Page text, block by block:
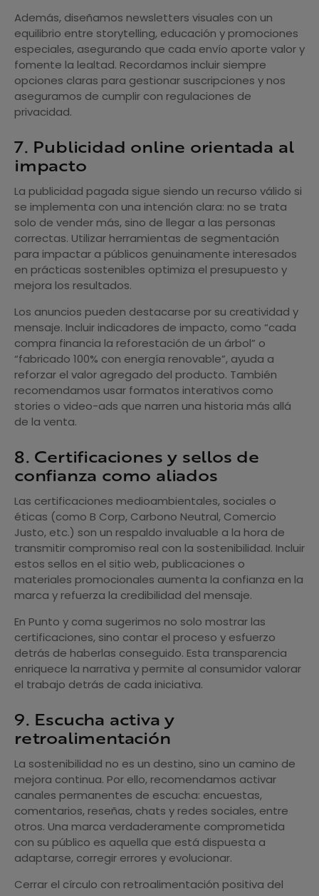
Además, diseñamos newsletters visuales con un
equilibrio entre storytelling, educación y promociones
especiales, asegurando que cada envío aporte valor y
fomente la lealtad. Recordamos incluir siempre
opciones claras para gestionar suscripciones y nos
aseguramos de cumplir con regulaciones de
privacidad.
7. Publicidad online orientada al
impacto
La publicidad pagada sigue siendo un recurso válido si
se implementa con una intención clara: no se trata
solo de vender más, sino de llegar a las personas
correctas. Utilizar herramientas de segmentación
para impactar a públicos genuinamente interesados
en prácticas sostenibles optimiza el presupuesto y
mejora los resultados.
Los anuncios pueden destacarse por su creatividad y
mensaje. Incluir indicadores de impacto, como “cada
compra financia la reforestación de un árbol” o
“fabricado 100% con energía renovable”, ayuda a
reforzar el valor agregado del producto. También
recomendamos usar formatos interativos como
stories o video-ads que narren una historia más allá
de la venta.
8. Certificaciones y sellos de
confianza como aliados
Las certificaciones medioambientales, sociales o
éticas (como B Corp, Carbono Neutral, Comercio
Justo, etc.) son un respaldo invaluable a la hora de
transmitir compromiso real con la sostenibilidad. Incluir
estos sellos en el sitio web, publicaciones o
materiales promocionales aumenta la confianza en la
marca y refuerza la credibilidad del mensaje.
En Punto y coma sugerimos no solo mostrar las
certificaciones, sino contar el proceso y esfuerzo
detrás de haberlas conseguido. Esta transparencia
enriquece la narrativa y permite al consumidor valorar
el trabajo detrás de cada iniciativa.
9. Escucha activa y
retroalimentación
La sostenibilidad no es un destino, sino un camino de
mejora continua. Por ello, recomendamos activar
canales permanentes de escucha: encuestas,
comentarios, reseñas, chats y redes sociales, entre
otros. Una marca verdaderamente comprometida
con su público es aquella que está dispuesta a
adaptarse, corregir errores y evolucionar.
Cerrar el círculo con retroalimentación positiva del